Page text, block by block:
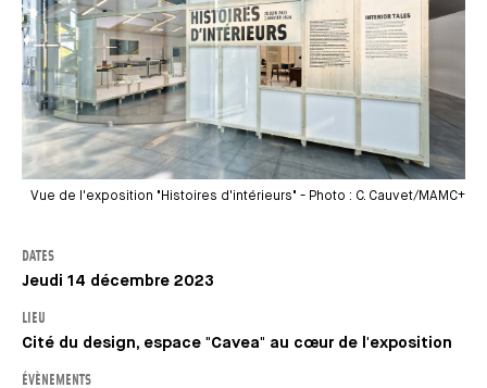
Vue de l'exposition "Histoires d'intérieurs" - Photo : C. Cauvet/MAMC+
DATES
Jeudi 14 décembre 2023
LIEU
Cité du design, espace "Cavea" au cœur de l'exposition
ÉVÈNEMENTS